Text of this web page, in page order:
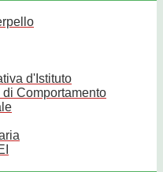
d'Istituto
Comportamento